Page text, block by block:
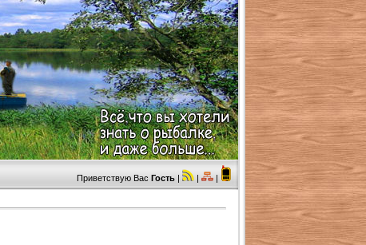
Приветствую Вас Гость | | |